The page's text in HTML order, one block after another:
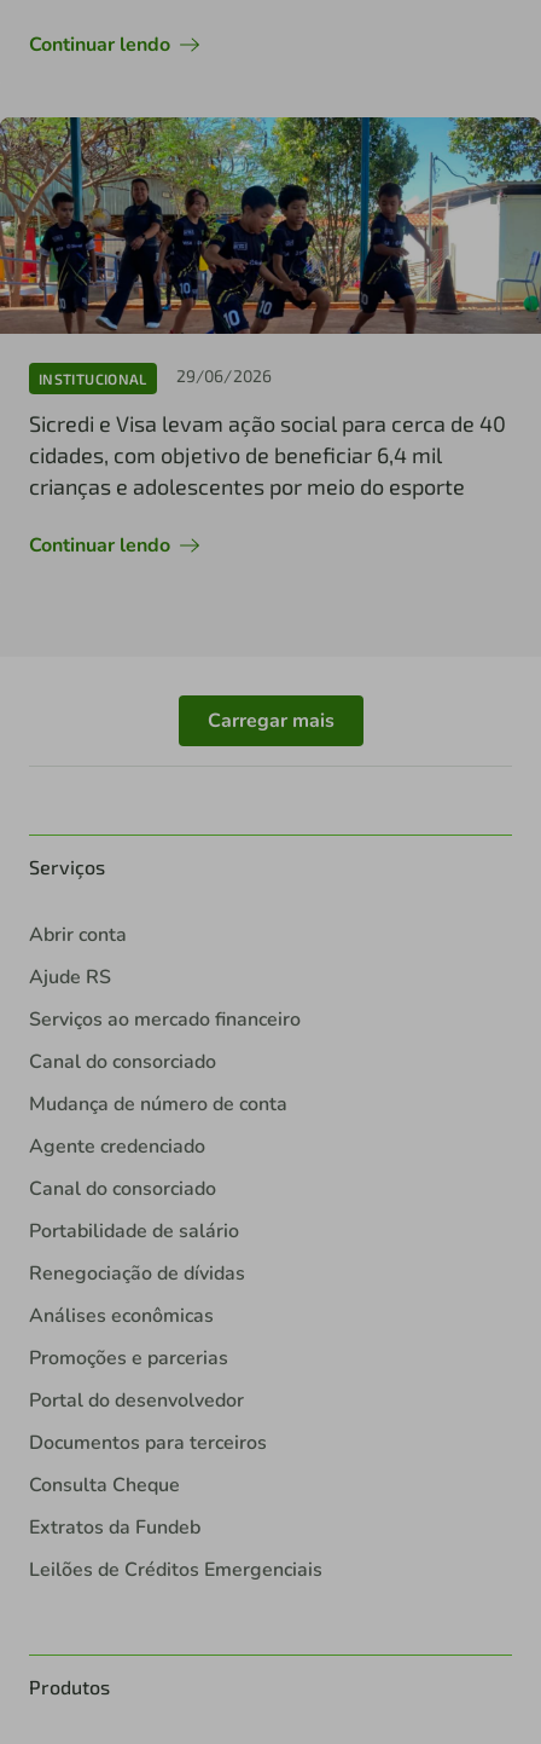
Continuar lendo
INSTITUCIONAL 29/06/2026
Sicredi e Visa levam ação social para cerca de 40
cidades, com objetivo de beneficiar 6,4 mil
crianças e adolescentes por meio do esporte
Continuar lendo
Carregar mais
Serviços
Abrir conta
Ajude RS
Serviços ao mercado financeiro
Canal do consorciado
Mudança de número de conta
Agente credenciado
Canal do consorciado
Portabilidade de salário
Renegociação de dívidas
Análises econômicas
Promoções e parcerias
Portal do desenvolvedor
Documentos para terceiros
Consulta Cheque
Extratos da Fundeb
Leilões de Créditos Emergenciais
Produtos